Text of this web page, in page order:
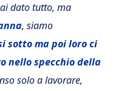
dato tutto, ma
, siamo
sotto ma poi loro ci
nello specchio della
solo a lavorare,